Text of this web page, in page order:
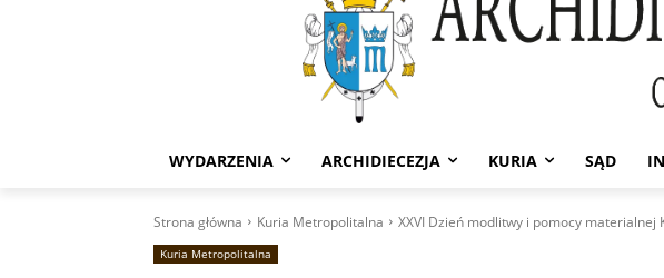
WYDARZENIA ARCHIDIECEZJA KURIA SĄD
Strona główna Kuria Metropolitalna XXVI Dzień modlitwy i pomocy materialnej
Kuria Metropolitalna